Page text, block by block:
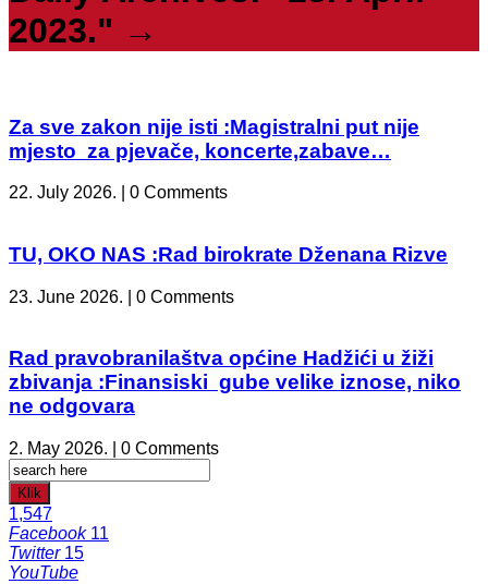
2023." →
Za sve zakon nije isti :Magistralni put nije
mjesto za pjevače, koncerte,zabave…
22. July 2026. | 0 Comments
TU, OKO NAS :Rad birokrate Dženana Rizve
23. June 2026. | 0 Comments
Rad pravobranilaštva općine Hadžići u žiži
zbivanja :Finansiski gube velike iznose, niko
ne odgovara
2. May 2026. | 0 Comments
Klik
1,547
Facebook 11
Twitter 15
YouTube